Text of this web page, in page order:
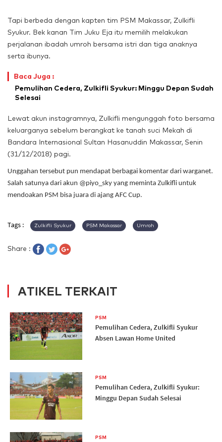
Tapi berbeda dengan kapten tim PSM Makassar, Zulkifli
Syukur. Bek kanan Tim Juku Eja itu memilih melakukan
perjalanan ibadah umroh bersama istri dan tiga anaknya
serta ibunya.
Baca Juga :
Pemulihan Cedera, Zulkifli Syukur: Minggu Depan Sudah
Selesai
Lewat akun instagramnya, Zulkifli mengunggah foto bersama
keluarganya sebelum berangkat ke tanah suci Mekah di
Bandara Internasional Sultan Hasanuddin Makassar, Senin
(31/12/2018) pagi.
Unggahan tersebut pun mendapat berbagai komentar dari warganet.
Salah satunya dari akun @piyo_sky yang meminta Zulkifli untuk
mendoakan PSM bisa juara di ajang AFC Cup.
Tags : Zulkifli Syukur PSM Makassar Umroh
Share :
ATIKEL TERKAIT
PSM
Pemulihan Cedera, Zulkifli Syukur
Absen Lawan Home United
PSM
Pemulihan Cedera, Zulkifli Syukur:
Minggu Depan Sudah Selesai
PSM